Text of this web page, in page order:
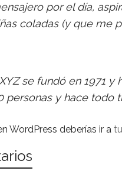
por el día,
coladas (y que me
se fundó en 1971
personas y hace todo
WordPress deberías ir a